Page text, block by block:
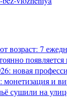
возраст: 7
новая
монетизация и
сушили на